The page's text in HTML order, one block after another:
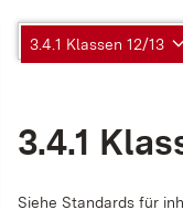
3.4.1 Klassen 12/13
3.4.1
Sie­he Stan­dards für